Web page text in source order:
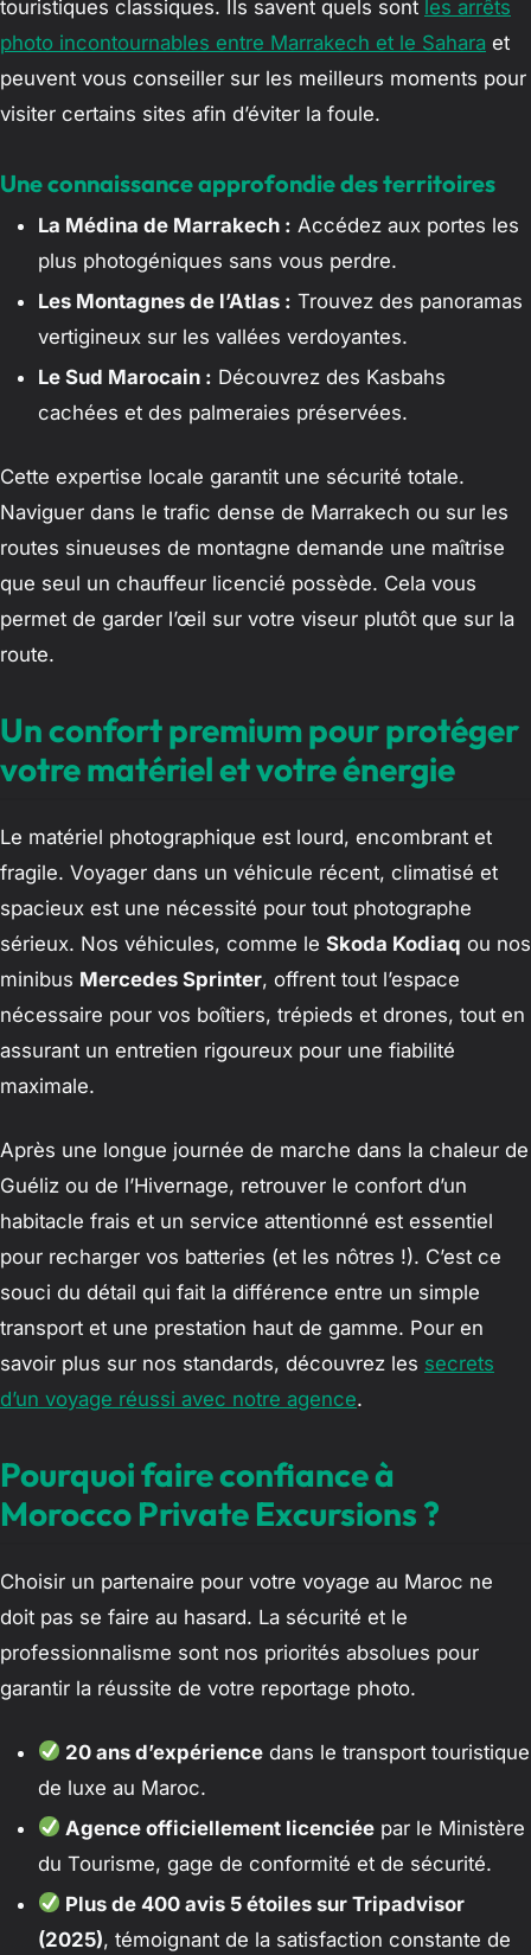
touristiques classiques. Ils savent quels sont les arrêts
photo incontournables entre Marrakech et le Sahara et
peuvent vous conseiller sur les meilleurs moments pour
visiter certains sites afin d’éviter la foule.
Une connaissance approfondie des territoires
La Médina de Marrakech : Accédez aux portes les
plus photogéniques sans vous perdre.
Les Montagnes de l’Atlas : Trouvez des panoramas
vertigineux sur les vallées verdoyantes.
Le Sud Marocain : Découvrez des Kasbahs
cachées et des palmeraies préservées.
Cette expertise locale garantit une sécurité totale.
Naviguer dans le trafic dense de Marrakech ou sur les
routes sinueuses de montagne demande une maîtrise
que seul un chauffeur licencié possède. Cela vous
permet de garder l’œil sur votre viseur plutôt que sur la
route.
Un confort premium pour protéger
votre matériel et votre énergie
Le matériel photographique est lourd, encombrant et
fragile. Voyager dans un véhicule récent, climatisé et
spacieux est une nécessité pour tout photographe
sérieux. Nos véhicules, comme le Skoda Kodiaq ou nos
minibus Mercedes Sprinter, offrent tout l’espace
nécessaire pour vos boîtiers, trépieds et drones, tout en
assurant un entretien rigoureux pour une fiabilité
maximale.
Après une longue journée de marche dans la chaleur de
Guéliz ou de l’Hivernage, retrouver le confort d’un
habitacle frais et un service attentionné est essentiel
pour recharger vos batteries (et les nôtres !). C’est ce
souci du détail qui fait la différence entre un simple
transport et une prestation haut de gamme. Pour en
savoir plus sur nos standards, découvrez les secrets
d’un voyage réussi avec notre agence.
Pourquoi faire confiance à
Morocco Private Excursions ?
Choisir un partenaire pour votre voyage au Maroc ne
doit pas se faire au hasard. La sécurité et le
professionnalisme sont nos priorités absolues pour
garantir la réussite de votre reportage photo.
20 ans d’expérience dans le transport touristique
de luxe au Maroc.
Agence officiellement licenciée par le Ministère
du Tourisme, gage de conformité et de sécurité.
Plus de 400 avis 5 étoiles sur Tripadvisor
(2025), témoignant de la satisfaction constante de